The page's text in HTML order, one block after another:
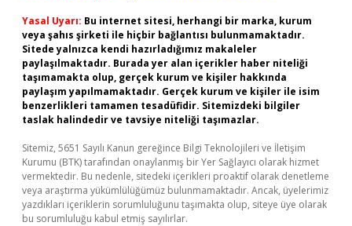
Yasal Uyarı: Bu internet sitesi, herhangi bir marka, kurum
veya şahıs şirketi ile hiçbir bağlantısı bulunmamaktadır.
Sitede yalnızca kendi hazırladığımız makaleler
paylaşılmaktadır. Burada yer alan içerikler haber niteliği
taşımamakta olup, gerçek kurum ve kişiler hakkında
paylaşım yapılmamaktadır. Gerçek kurum ve kişiler ile isim
benzerlikleri tamamen tesadüfidir. Sitemizdeki bilgiler
taslak halindedir ve tavsiye niteliği taşımazlar.
Sitemiz, 5651 Sayılı Kanun gereğince Bilgi Teknolojileri ve İletişim
Kurumu (BTK) tarafından onaylanmış bir Yer Sağlayıcı olarak hizmet
vermektedir. Bu nedenle, sitedeki içerikleri proaktif olarak denetleme
veya araştırma yükümlülüğümüz bulunmamaktadır. Ancak, üyelerimiz
yazdıkları içeriklerin sorumluluğunu taşımakta olup, siteye üye olarak
bu sorumluluğu kabul etmiş sayılırlar.